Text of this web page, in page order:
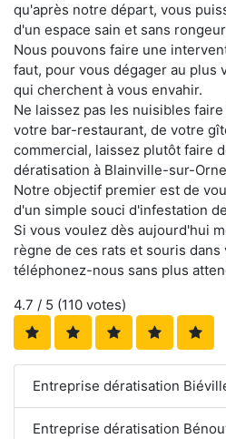
qu'après notre départ, vous
d'un espace sain et sans
Nous pouvons faire une
faut, pour vous dégager au plus
qui cherchent à vous envahir.
Ne laissez pas les nuisibles
votre bar-restaurant, de votre
commercial, laissez plutôt faire
dératisation à Blainville-sur-
Notre objectif premier est de
d'un simple souci d'infestation
Si vous voulez dès aujourd'hui
règne de ces rats et souris
téléphonez-nous sans plus
4.7 / 5 (110 votes)
Entreprise dératisation
Entreprise dératisation